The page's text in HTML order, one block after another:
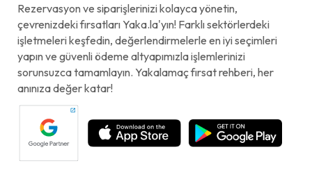
Rezervasyon ve siparişlerinizi kolayca yönetin,
çevrenizdeki fırsatları Yaka.la'yın! Farklı sektörlerdeki
işletmeleri keşfedin, değerlendirmelerle en iyi seçimleri
yapın ve güvenli ödeme altyapımızla işlemlerinizi
sorunsuzca tamamlayın. Yakalamaç fırsat rehberi, her
anınıza değer katar!